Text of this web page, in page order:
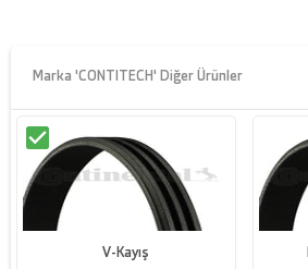
Marka 'CONTITECH' Diğer Ürünler
V-Kayış